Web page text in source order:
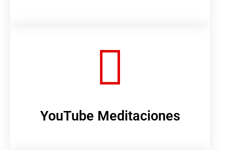
YouTube Meditaciones